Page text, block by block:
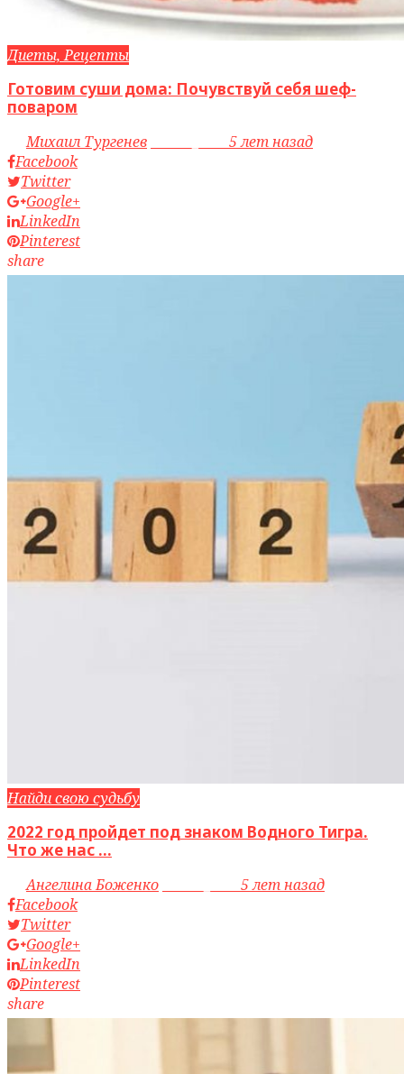
Диеты, Рецепты
Готовим суши дома: Почувствуй себя шеф-
поваром
byМихаил Тургенев
5 лет назад
Facebook
Twitter
Google+
LinkedIn
Pinterest
share
Найди свою судьбу
2022 год пройдет под знаком Водного Тигра.
Что же нас ...
byАнгелина Боженко
5 лет назад
Facebook
Twitter
Google+
LinkedIn
Pinterest
share